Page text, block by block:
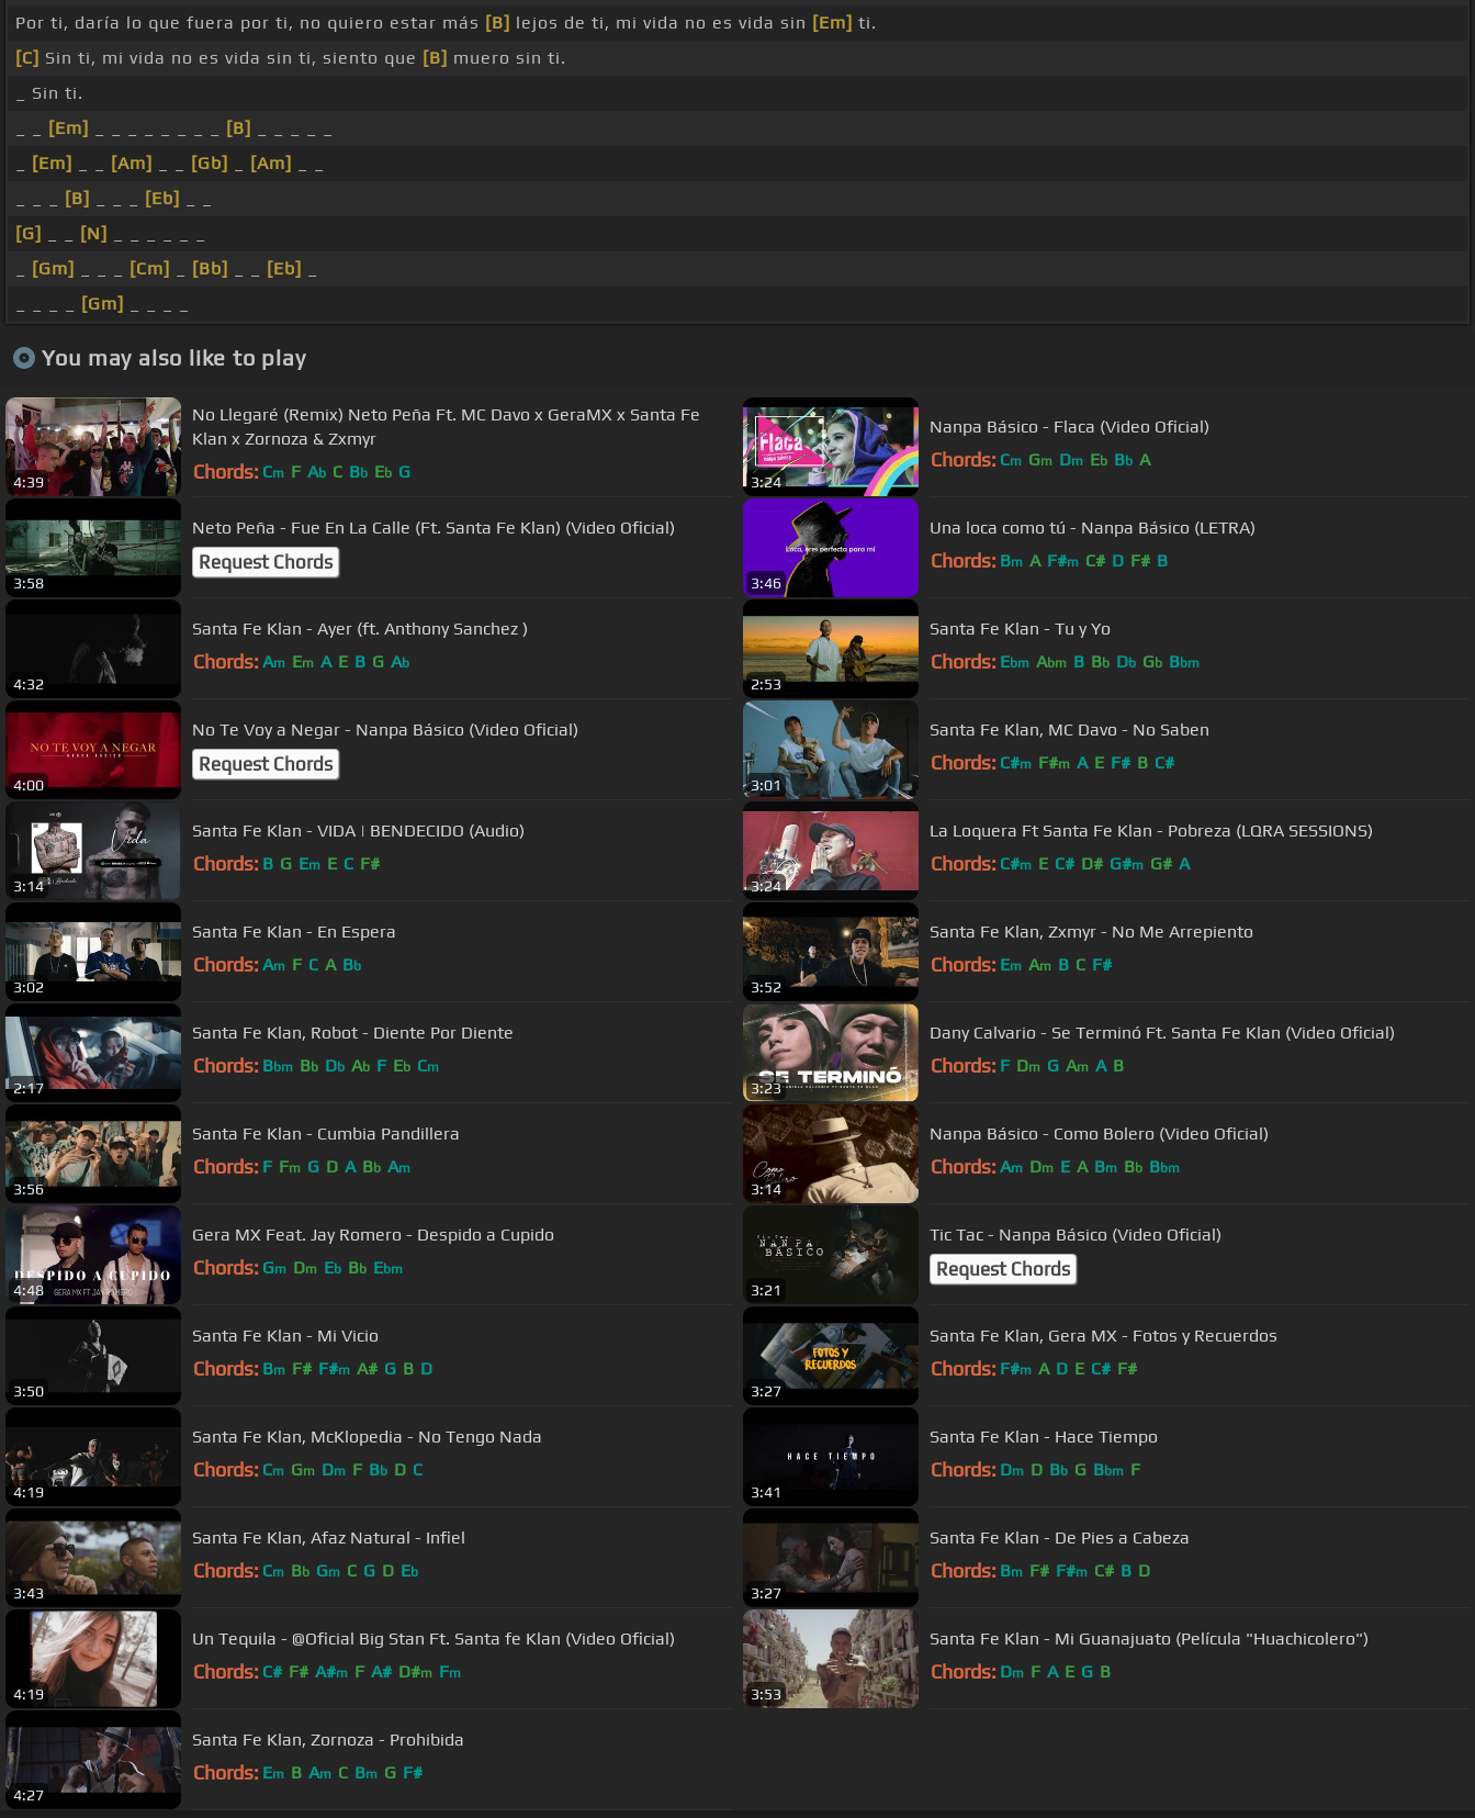
Por ti, daría lo que fuera por ti, no quiero estar más [B] lejos de ti, mi vida no es vida sin [Em] ti.
[C] Sin ti, mi vida no es vida sin ti, siento que [B] muero sin ti.
_ Sin ti.
[Em] [B]
[Em] [Am] [Gb] [Am]
[B] [Eb]
[G]
[N]
[Gm] [Cm] [Bb] [Eb]
[Gm]
You may also like to play
4:39
No Llegaré (Remix) Neto Peña Ft. MC Davo x GeraMX x Santa Fe
Klan x Zornoza & Zxmyr
Chords: Cm F Ab C Bb Eb G
3:24
Nanpa Básico - Flaca (Video Oficial)
Chords: Cm Gm Dm Eb Bb A
3:58
Neto Peña - Fue En La Calle (Ft. Santa Fe Klan) (Video Oficial)
Request Chords
3:46
Una loca como tú - Nanpa Básico (LETRA)
Chords: Bm A F#m C# D F# B
4:32
Santa Fe Klan - Ayer (ft. Anthony Sanchez )
Chords: Am Em A E B G Ab
2:53
Santa Fe Klan - Tu y Yo
Chords: Ebm Abm B Bb Db Gb Bbm
4:00
No Te Voy a Negar - Nanpa Básico (Video Oficial)
Request Chords
3:01
Santa Fe Klan, MC Davo - No Saben
Chords: C#m F#m A E F# B C#
3:14
Santa Fe Klan - VIDA | BENDECIDO (Audio)
Chords: B G Em E C F#
3:24
La Loquera Ft Santa Fe Klan - Pobreza (LQRA SESSIONS)
Chords: C#m E C# D# G#m G# A
3:02
Santa Fe Klan - En Espera
Chords: Am F C A Bb
3:52
Santa Fe Klan, Zxmyr - No Me Arrepiento
Chords: Em Am B C F#
2:17
Santa Fe Klan, Robot - Diente Por Diente
Chords: Bbm Bb Db Ab F Eb Cm
3:23
Dany Calvario - Se Terminó Ft. Santa Fe Klan (Video Oficial)
Chords: F Dm G Am A B
3:56
Santa Fe Klan - Cumbia Pandillera
Chords: F Fm G D A Bb Am
3:14
Nanpa Básico - Como Bolero (Video Oficial)
Chords: Am Dm E A Bm Bb Bbm
4:48
Gera MX Feat. Jay Romero - Despido a Cupido
Chords: Gm Dm Eb Bb Ebm
3:21
Tic Tac - Nanpa Básico (Video Oficial)
Request Chords
3:50
Santa Fe Klan - Mi Vicio
Chords: Bm F# F#m A# G B D
3:27
Santa Fe Klan, Gera MX - Fotos y Recuerdos
Chords: F#m A D E C# F#
4:19
Santa Fe Klan, McKlopedia - No Tengo Nada
Chords: Cm Gm Dm F Bb D C
3:41
Santa Fe Klan - Hace Tiempo
Chords: Dm D Bb G Bbm F
3:43
Santa Fe Klan, Afaz Natural - Infiel
Chords: Cm Bb Gm C G D Eb
3:27
Santa Fe Klan - De Pies a Cabeza
Chords: Bm F# F#m C# B D
4:19
Un Tequila - @Oficial Big Stan Ft. Santa fe Klan (Video Oficial)
Chords: C# F# A#m F A# D#m Fm
3:53
Santa Fe Klan - Mi Guanajuato (Película "Huachicolero")
Chords: Dm F A E G B
4:27
Santa Fe Klan, Zornoza - Prohibida
Chords: Em B Am C Bm G F#